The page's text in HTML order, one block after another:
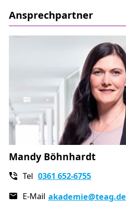
Ansprechpartner
Mandy Böhnhardt
Tel 0361 652-6755
E-Mail akademie@teag.de